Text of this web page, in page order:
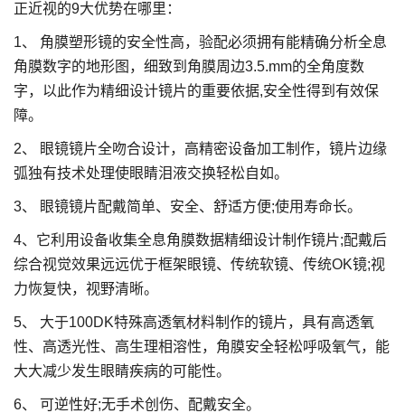
正近视的9大优势在哪里：
1、 角膜塑形镜的安全性高，验配必须拥有能精确分析全息
角膜数字的地形图，细致到角膜周边3.5.mm的全角度数
字，以此作为精细设计镜片的重要依据,安全性得到有效保
障。
2、 眼镜镜片全吻合设计，高精密设备加工制作，镜片边缘
弧独有技术处理使眼睛泪液交换轻松自如。
3、 眼镜镜片配戴简单、安全、舒适方便;使用寿命长。
4、它利用设备收集全息角膜数据精细设计制作镜片;配戴后
综合视觉效果远远优于框架眼镜、传统软镜、传统OK镜;视
力恢复快，视野清晰。
5、 大于100DK特殊高透氧材料制作的镜片，具有高透氧
性、高透光性、高生理相溶性，角膜安全轻松呼吸氧气，能
大大减少发生眼睛疾病的可能性。
6、 可逆性好;无手术创伤、配戴安全。